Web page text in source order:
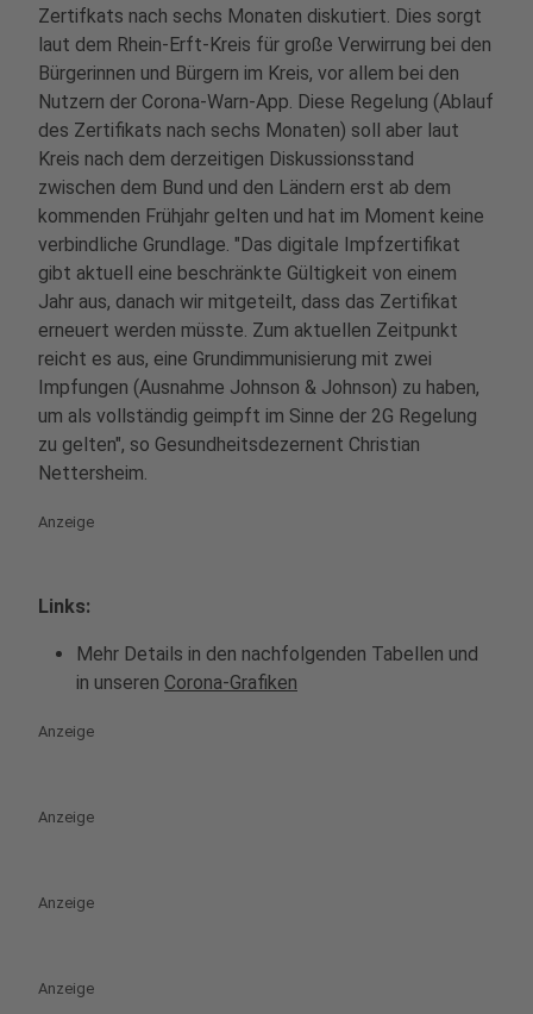
Zertifkats nach sechs Monaten diskutiert. Dies sorgt
laut dem Rhein-Erft-Kreis für große Verwirrung bei den
Bürgerinnen und Bürgern im Kreis, vor allem bei den
Nutzern der Corona-Warn-App. Diese Regelung (Ablauf
des Zertifikats nach sechs Monaten) soll aber laut
Kreis nach dem derzeitigen Diskussionsstand
zwischen dem Bund und den Ländern erst ab dem
kommenden Frühjahr gelten und hat im Moment keine
verbindliche Grundlage. "Das digitale Impfzertifikat
gibt aktuell eine beschränkte Gültigkeit von einem
Jahr aus, danach wir mitgeteilt, dass das Zertifikat
erneuert werden müsste. Zum aktuellen Zeitpunkt
reicht es aus, eine Grundimmunisierung mit zwei
Impfungen (Ausnahme Johnson & Johnson) zu haben,
um als vollständig geimpft im Sinne der 2G Regelung
zu gelten", so Gesundheitsdezernent Christian
Nettersheim.
Anzeige
Links:
Mehr Details in den nachfolgenden Tabellen und
in unseren Corona-Grafiken
Anzeige
Anzeige
Anzeige
Anzeige